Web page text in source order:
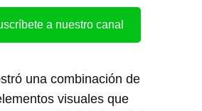
a nuestro canal
una combinación de
visuales que